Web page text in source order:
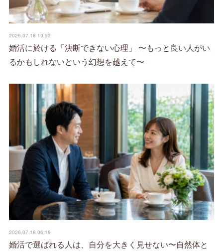
2026.07.18 10:52
婚活に於ける「決断できない心理」 〜もっと良い人がい
るかもしれないという幻想を越えて〜
2026.07.18 06:19
婚活で選ばれる人は、自分を大きく見せない〜自然体と